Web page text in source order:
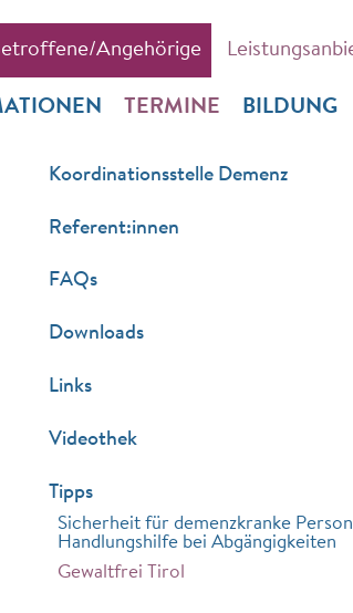
Angehörige
TERMINE BILDUNG
Koordinationsstelle Demenz
Referent:innen
FAQs
Downloads
Links
Videothek
Tipps
Sicherheit für demenzkranke
Handlungshilfe bei Abgängigkeiten
Gewaltfrei Tirol